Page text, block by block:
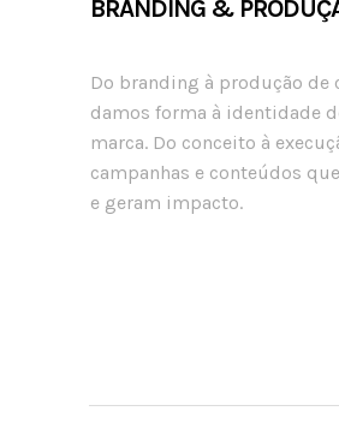
BRANDING &
Do branding à produção de
damos forma à identidade
marca. Do conceito à
campanhas e conteúdos
e geram impacto.